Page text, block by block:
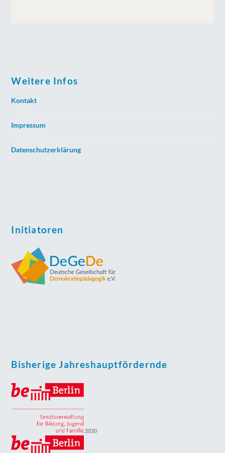
Weitere Infos
Kontakt
Impressum
Datenschutzerklärung
Initiatoren
Bisherige Jahreshauptfördernde
2020